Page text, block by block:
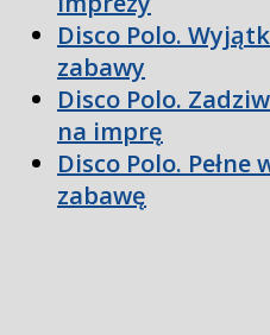
Disco Polo.
zabawy
Disco Polo.
na imprę
Disco Polo.
zabawę